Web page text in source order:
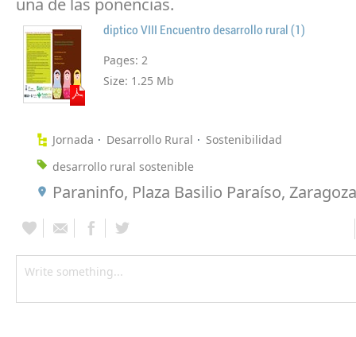
una de las ponencias.
diptico VIII Encuentro desarrollo rural (1)
Pages: 2
Size: 1.25 Mb
Jornada Desarrollo Rural
Sostenibilidad
desarrollo rural sostenible
Paraninfo, Plaza Basilio Paraíso,